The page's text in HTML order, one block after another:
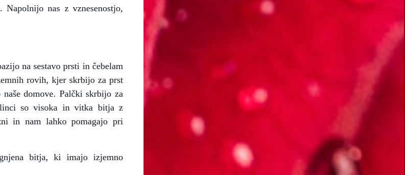
nas z vznesenostjo,
na sestavo prsti in čebelam
rovih, kjer skrbijo za prst
domove. Palčki skrbijo za
so visoka in vitka bitja z
in nam lahko pomagajo pri
bitja, ki imajo izjemno